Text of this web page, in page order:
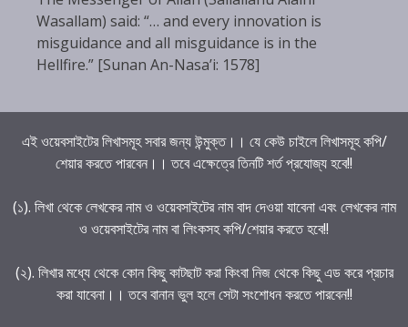
Wasallam) said: “… and every innovation is
misguidance and all misguidance is in the
Hellfire.” [Sunan An-Nasa’i: 1578]
এই ওয়েবসাইটের লিখাসমূহ সবার জন্য উন্মুক্ত।। যে কেউ চাইলে লিখাসমূহ কপি/
শেয়ার করতে পারবেন।। তবে এক্ষেত্রে তিনটি শর্ত প্রযোজ্য হবে!!
(১). লিখা থেকে লেখকের নাম ও ওয়েবসাইটের নাম বাদ দেওয়া যাবেনা এবং লেখকের নাম
ও ওয়েবসাইটের নাম বা লিংকসহ কপি/শেয়ার করতে হবে!!
(২). লিখার মধ্যে থেকে কোন কিছু কাটছাট করা কিংবা নিজ থেকে কিছু এড করে প্রচার
করা যাবেনা।। তবে বানান ভুল হলে সেটা সংশোধন করতে পারবেন!!